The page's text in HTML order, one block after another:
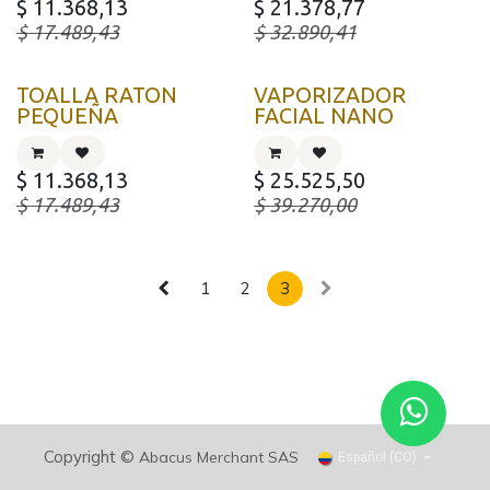
$ 11.368,13
$17.489,43
$ 21.378,77
$32.890,41
TOALLA RATON
PEQUEÑA
$ 11.368,13
$17.489,43
VAPORIZADOR
FACIAL NANO
$ 25.525,50
$39.270,00
1 2 3
Copyright © Abacus Merchant SAS Español (CO)